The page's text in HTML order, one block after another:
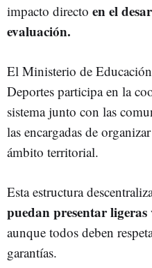
impacto directo en el
evaluación.
El Ministerio de
Deportes participa en la
sistema junto con las
las encargadas de
ámbito territorial.
Esta estructura
puedan presentar ligeras
aunque todos deben
garantías.